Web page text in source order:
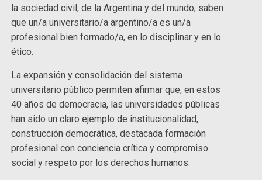
la sociedad civil, de la Argentina y del mundo, saben
que un/a universitario/a argentino/a es un/a
profesional bien formado/a, en lo disciplinar y en lo
ético.
La expansión y consolidación del sistema
universitario público permiten afirmar que, en estos
40 años de democracia, las universidades públicas
han sido un claro ejemplo de institucionalidad,
construcción democrática, destacada formación
profesional con conciencia crítica y compromiso
social y respeto por los derechos humanos.